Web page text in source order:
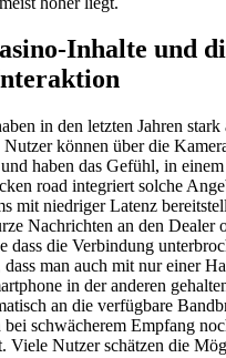
Inhalte und
in den letzten Jahren stark
können über die
haben das Gefühl, in
road integriert solche
mit niedriger Latenz
Nachrichten an den Dealer
dass die Verbindung
dass man auch mit nur einer
in der anderen
an die verfügbare
bei schwächerem Empfang
Viele Nutzer schätzen die